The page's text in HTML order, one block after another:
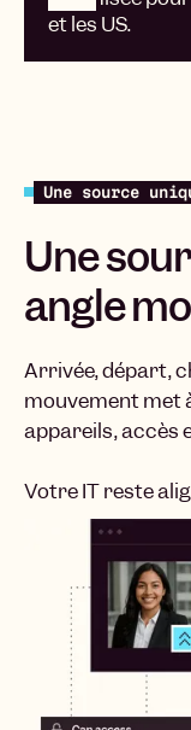
et les US.
Une source
Une
angle
Arrivée, départ,
mouvement met
appareils, accès
Votre IT reste